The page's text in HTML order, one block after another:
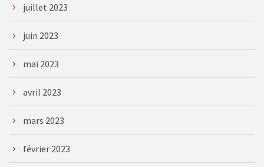
juillet 2023
juin 2023
mai 2023
avril 2023
mars 2023
février 2023